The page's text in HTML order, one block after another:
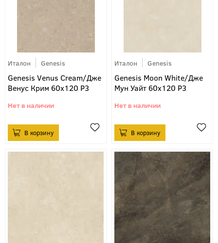
Италон Genesis
Genesis Venus Cream/Дже
Венус Крим 60х120 P3
Италон Genesis
Genesis Moon White/Дже
Мун Уайт 60х120 P3